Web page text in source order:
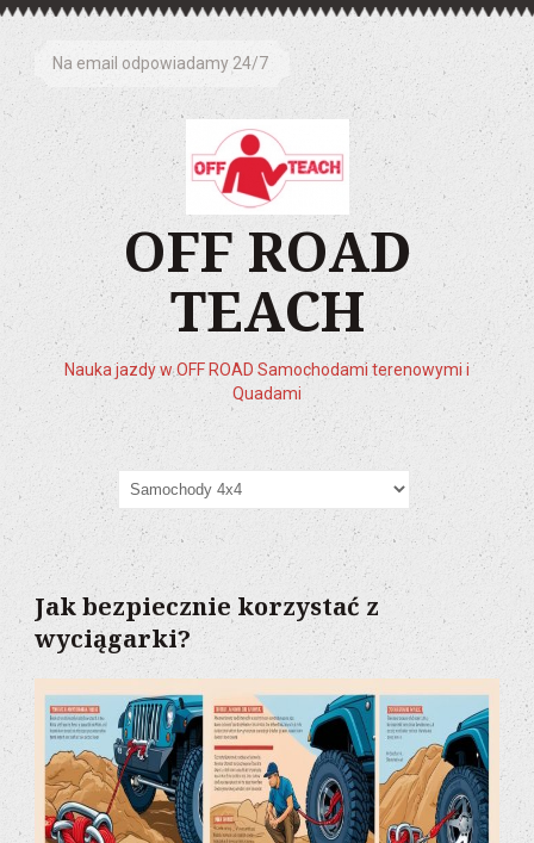
Na email odpowiadamy 24/7
OFF ROAD
TEACH
Nauka jazdy w OFF ROAD Samochodami terenowymi i
Quadami
Jak bezpiecznie korzystać z
wyciągarki?